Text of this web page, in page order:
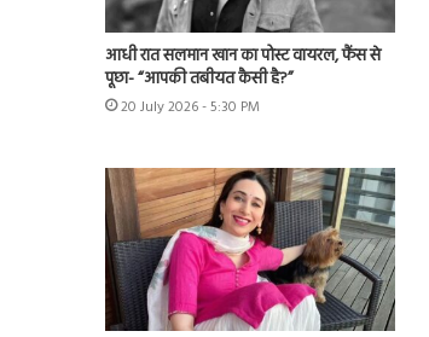
आधी रात सलमान खान का पोस्ट वायरल, फैंस से
पूछा- “आपकी तबीयत कैसी है?”
20 July 2026 - 5:30 PM